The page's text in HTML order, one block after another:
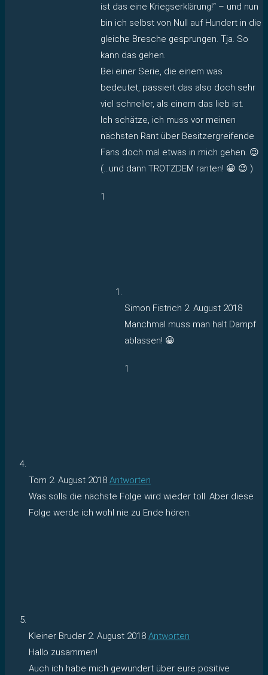
ist das eine Kriegserklärung!“ – und nun
bin ich selbst von Null auf Hundert in die
gleiche Bresche gesprungen. Tja. So
kann das gehen.
Bei einer Serie, die einem was
bedeutet, passiert das also doch sehr
viel schneller, als einem das lieb ist.
Ich schätze, ich muss vor meinen
nächsten Rant über Besitzergreifende
Fans doch mal etwas in mich gehen. 😉
(…und dann TROTZDEM ranten! 😀 😉 )
1
Simon Fistrich 2. August 2018
Manchmal muss man halt Dampf
ablassen! 😀
1
Tom 2. August 2018 Antworten
Was solls die nächste Folge wird wieder toll. Aber diese
Folge werde ich wohl nie zu Ende hören.
Kleiner Bruder 2. August 2018 Antworten
Hallo zusammen!
Auch ich habe mich gewundert über eure positive